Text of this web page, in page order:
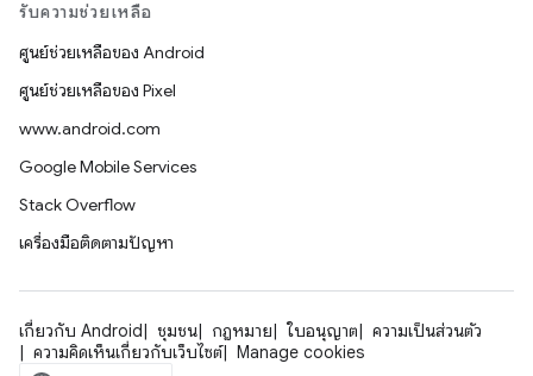
รับความช่วยเหลือ
ศูนย์ช่วยเหลือของ Android
ศูนย์ช่วยเหลือของ Pixel
www.android.com
Google Mobile Services
Stack Overflow
เครื่องมือติดตามปัญหา
เกี่ยวกับ Android ชุมชน กฎหมาย ใบอนุญาต
ความเป็นส่วนตัว
ความคิดเห็นเกี่ยวกับเว็บไซต์
Manage cookies